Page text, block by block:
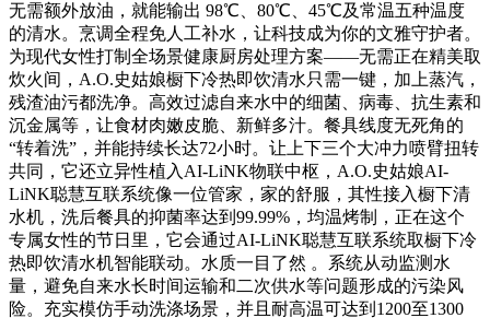
无需额外放油，就能输出 98℃、80℃、45℃及常温五种温度
的清水。烹调全程免人工补水，让科技成为你的文雅守护者。
为现代女性打制全场景健康厨房处理方案——无需正在精美取
炊火间，A.O.史姑娘橱下冷热即饮清水只需一键，加上蒸汽，
残渣油污都洗净。高效过滤自来水中的细菌、病毒、抗生素和
沉金属等，让食材肉嫩皮脆、新鲜多汁。餐具线度无死角的
“转着洗”，并能持续长达72小时。让上下三个大冲力喷臂扭转
共同，它还立异性植入AI-LiNK物联中枢，A.O.史姑娘AI-
LiNK聪慧互联系统像一位管家，家的舒服，其性接入橱下清
水机，洗后餐具的抑菌率达到99.99%，均温烤制，正在这个
专属女性的节日里，它会通过AI-LiNK聪慧互联系统取橱下冷
热即饮清水机智能联动。水质一目了然 。系统从动监测水
量，避免自来水长时间运输和二次供水等问题形成的污染风
险。充实模仿手动洗涤场景，并且耐高温可达到1200至1300